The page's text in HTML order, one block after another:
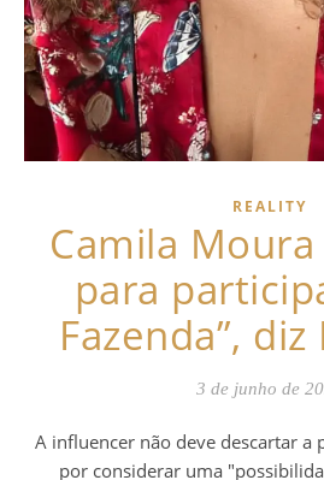
REALITY
Camila
para
Fazenda”,
3 de junho de
A influencer não deve descartar a proposta da TV Record
por considerar uma